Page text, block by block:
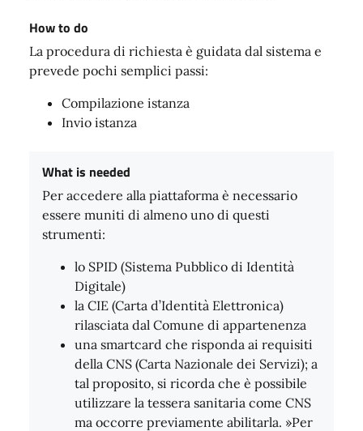
How to do
La procedura di richiesta è guidata dal sistema e
prevede pochi semplici passi:
Compilazione istanza
Invio istanza
What is needed
Per accedere alla piattaforma è necessario
essere muniti di almeno uno di questi
strumenti:
lo SPID (Sistema Pubblico di Identità
Digitale)
la CIE (Carta d’Identità Elettronica)
rilasciata dal Comune di appartenenza
una smartcard che risponda ai requisiti
della CNS (Carta Nazionale dei Servizi); a
tal proposito, si ricorda che è possibile
utilizzare la tessera sanitaria come CNS
ma occorre previamente abilitarla. »Per